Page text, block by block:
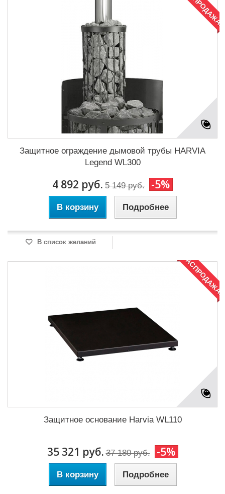
Защитное ограждение дымовой трубы HARVIA
Legend WL300
4 892 руб. 5 149 руб. -5%
В корзину Подробнее
В список желаний
РАСПРОДАЖА!
Защитное основание Harvia WL110
35 321 руб. 37 180 руб. -5%
В корзину Подробнее